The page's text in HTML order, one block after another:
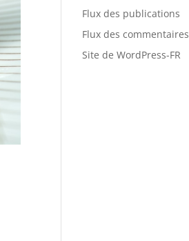
Flux des publications
Flux des commentaires
Site de WordPress-FR